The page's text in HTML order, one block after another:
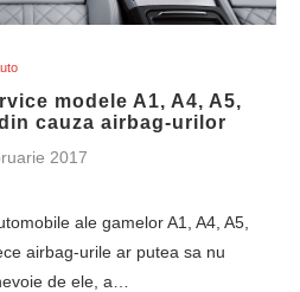
modele A1, A4, A5,
cauza airbag-urilor
2017
ale gamelor A1, A4, A5,
airbag-urile ar putea sa nu
de ele, a…